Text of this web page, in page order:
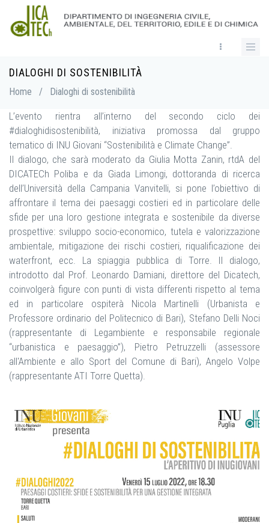
main
DIALOGHI DI SOSTENIBILITÀ
Breadcrumb
Home / Dialoghi di sostenibilità
L’evento rientra all’interno del secondo ciclo dei
#dialoghidisostenibilità, iniziativa promossa dal gruppo
tematico di INU Giovani “Sostenibilità e Climate Change”.
Il dialogo, che sarà moderato da Giulia Motta Zanin, rtdA del
DICATECh Poliba e da Giada Limongi, dottoranda di ricerca
dell’Università della Campania Vanvitelli, si pone l’obiettivo di
affrontare il tema dei paesaggi costieri ed in particolare delle
sfide per una loro gestione integrata e sostenibile da diverse
prospettive: sviluppo socio-economico, tutela e valorizzazione
ambientale, mitigazione dei rischi costieri, riqualificazione dei
waterfront, ecc. La spiaggia pubblica di Torre. Il dialogo,
introdotto dal Prof. Leonardo Damiani, direttore del Dicatech,
coinvolgerà figure con punti di vista differenti rispetto al tema
ed in particolare ospiterà Nicola Martinelli (Urbanista e
Professore ordinario del Politecnico di Bari), Stefano Delli Noci
(rappresentante di Legambiente e responsabile regionale
“urbanistica e paesaggio”), Pietro Petruzzelli (assessore
all'Ambiente e allo Sport del Comune di Bari), Angelo Volpe
(rappresentante ATI Torre Quetta).